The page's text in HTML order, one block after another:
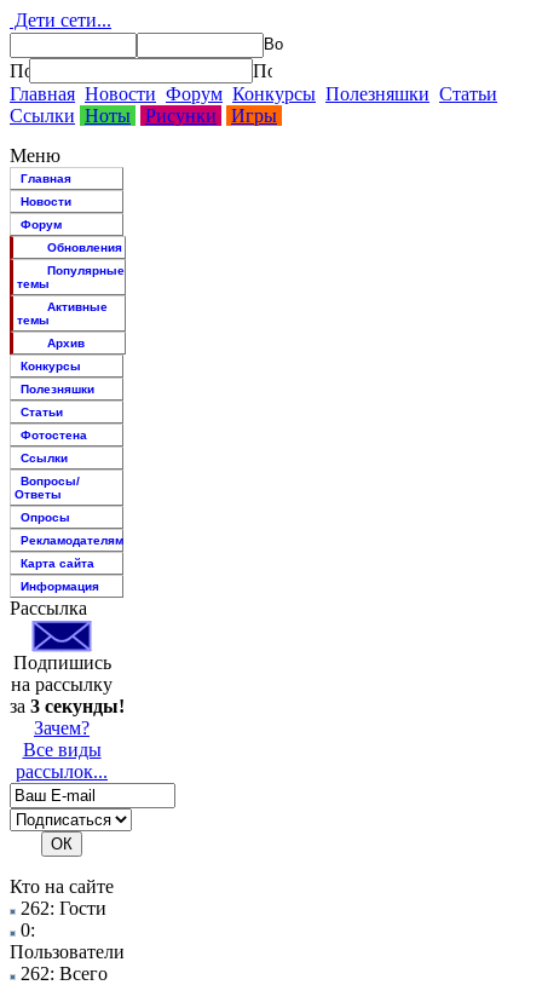
Дети сети...
Главная Новости Форум Конкурсы Полезняшки Статьи
Ссылки Ноты Рисунки
Игры
Меню
Главная
Новости
Форум
Обновления
Популярные
темы
Активные
темы
Архив
Конкурсы
Полезняшки
Статьи
Фотостена
Ссылки
Вопросы/
Ответы
Опросы
Рекламодателям
Карта сайта
Информация
Рассылка
Подпишись
на рассылку
за 3 секунды!
Зачем?
Все виды
рассылок...
Кто на сайте
262: Гости
0:
Пользователи
262: Всего